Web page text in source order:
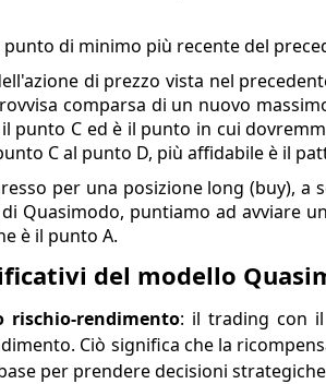
punto di minimo più recente del
di prezzo vista nel
comparsa di un nuovo
punto C ed è il punto in cui
C al punto D, più affidabile è il
per una posizione long (buy),
Quasimodo, puntiamo ad avviare
è il punto A.
del modello
rischio-rendimento: il trading con
Ciò significa che la
per prendere decisioni